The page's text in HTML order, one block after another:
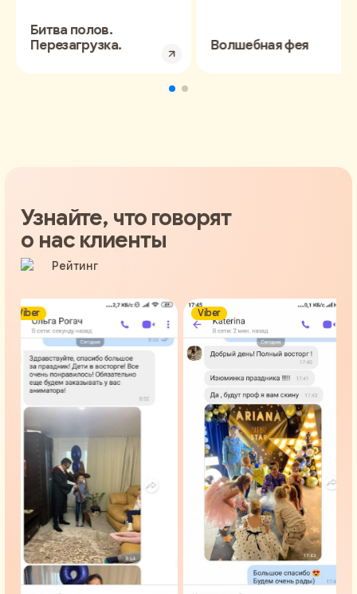
Битва полов.
Перезагрузка.
Волшебная фея
Узнайте, что говорят
о нас клиенты
Viber Viber